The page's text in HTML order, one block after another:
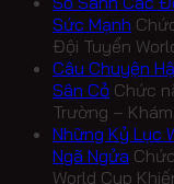
Sức Mạnh
Đội Tuyển
Câu Chuyện
Sân Cỏ Chức
Trường –
Những Kỷ Lục
Ngã Ngửa
World Cup